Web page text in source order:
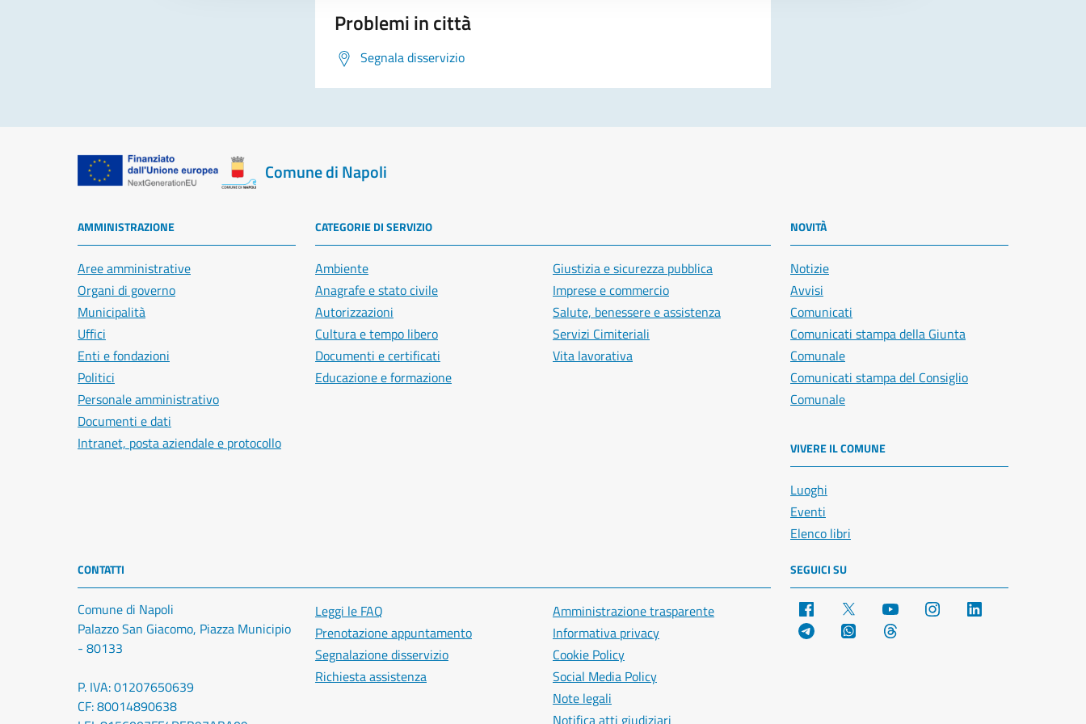
Problemi in città
Segnala disservizio
Comune di Napoli
AMMINISTRAZIONE
Aree amministrative
Organi di governo
Municipalità
Uffici
Enti e fondazioni
Politici
Personale amministrativo
Documenti e dati
Intranet, posta aziendale e protocollo
CATEGORIE DI SERVIZIO
Ambiente
Anagrafe e stato civile
Autorizzazioni
Cultura e tempo libero
Documenti e certificati
Educazione e formazione
Giustizia e sicurezza pubblica
Imprese e commercio
Salute, benessere e assistenza
Servizi Cimiteriali
Vita lavorativa
NOVITÀ
Notizie
Avvisi
Comunicati
Comunicati stampa della Giunta
Comunale
Comunicati stampa del Consiglio
Comunale
VIVERE IL COMUNE
Luoghi
Eventi
Elenco libri
CONTATTI
Comune di Napoli
Palazzo San Giacomo, Piazza Municipio
- 80133
P. IVA: 01207650639
CF: 80014890638
Leggi le FAQ
Prenotazione appuntamento
Segnalazione disservizio
Richiesta assistenza
Amministrazione trasparente
Informativa privacy
Cookie Policy
Social Media Policy
Note legali
SEGUICI SU
Facebook YouTube Instagram
Telegram WhatsApp